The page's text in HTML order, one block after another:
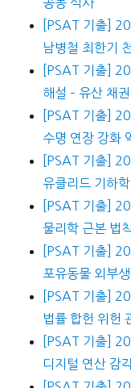
[PSAT 기출]
남병철 최한기
[PSAT 기출]
해설 – 유산 채
[PSAT 기출]
수명 연장 강화
[PSAT 기출]
유클리드 기하학
[PSAT 기출]
물리학 근본 법
[PSAT 기출]
포유동물 외부
[PSAT 기출]
법률 합헌 위헌
[PSAT 기출]
디지털 연산 감